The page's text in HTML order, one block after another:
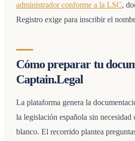
administrador conforme a la LSC,
Registro exige para inscribir el
Cómo preparar tu
Captain.Legal
La plataforma genera la
la legislación española sin necesidad
blanco. El recorrido plantea